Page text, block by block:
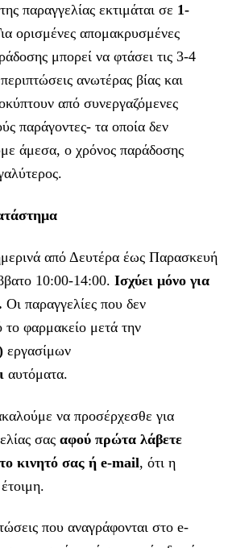
παραγγελίας εκτιμάται σε 1-
ορισμένες απομακρυσμένες
μπορεί να φτάσει τις 3-4
ανωτέρας βίας και
από συνεργαζόμενες
παράγοντες- τα οποία δεν
άμεσα, ο χρόνος παράδοσης
από Δευτέρα έως Παρασκευή
10:00-14:00. Ισχύει μόνο για
Οι παραγγελίες που δεν
φαρμακείο μετά την
εργασίμων
αυτόματα.
να προσέρχεσθε για
σας αφού πρώτα λάβετε
κινητό σας ή e-mail, ότι η
που αναγράφονται στο e-